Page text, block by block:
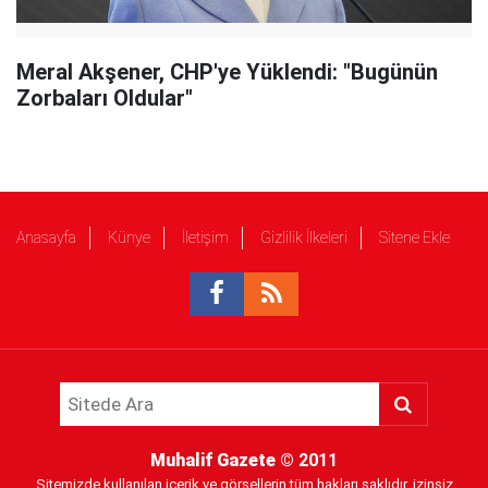
Meral Akşener, CHP'ye Yüklendi: "Bugünün
Zorbaları Oldular"
Anasayfa Künye İletişim Gizlilik İlkeleri Sitene Ekle
Muhalif Gazete © 2011
Sitemizde kullanılan içerik ve görsellerin tüm hakları saklıdır, izinsiz